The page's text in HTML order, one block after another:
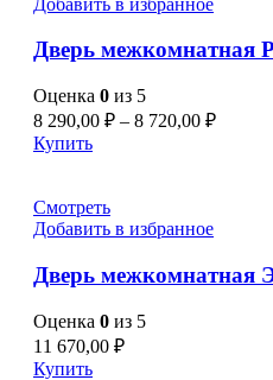
Дверь межкомнатная
Оценка 0 из 5
8 290,00 ₽ – 8 720,00 ₽
Купить
Смотреть
Добавить в избранное
Дверь межкомнатная
Оценка 0 из 5
11 670,00 ₽
Купить